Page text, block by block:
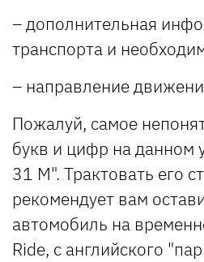
– дополнительная
транспорта и
– направление
Пожалуй, самое
букв и цифр на данном
31 М". Трактовать его
рекомендует вам
автомобиль на
Ride, с английского